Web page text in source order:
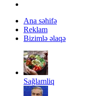
Ana səhifə
Reklam
Bizimlə əlaqə
Sağlamliq